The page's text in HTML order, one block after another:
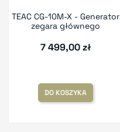
TEAC CG-10M-X - Generator
zegara głównego
7 499,00 zł
DO KOSZYKA